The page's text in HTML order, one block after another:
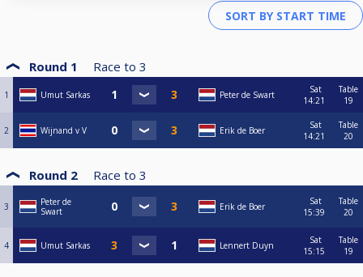
Round 1 Race to 3
1 Umut Sarkas Peter de Swart
Sat
14:21
Table
19
2 Wijnand v V Erik de Boer
Sat
14:21
Table
20
Round 2 Race to 3
3
Peter de
Swart
Erik de Boer
Sat
15:39
Table
20
4 Umut Sarkas Lennert Duyn
Sat
15:15
Table
19